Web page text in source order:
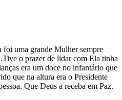
foi uma grande Mulher sempre
o prazer de lidar com Ela tinha
era um doce no infantário que
que na altura era o Presidente
Que Deus a receba em Paz.